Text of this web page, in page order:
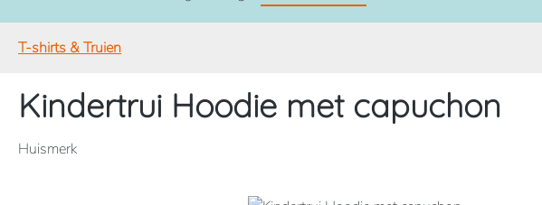
T-shirts & Truien
Kindertrui Hoodie met capuchon
Huismerk